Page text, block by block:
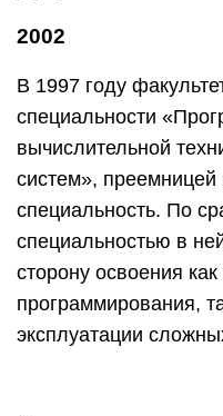
2002
В 1997 году
специальности
вычислительной
систем», преемницей
специальность. По
специальностью в
сторону освоения
программирования,
эксплуатации